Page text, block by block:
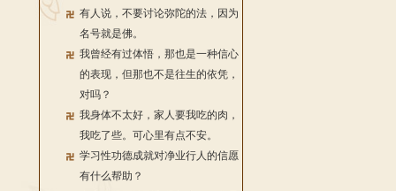
有人说，不要讨论弥陀的法，因为
名号就是佛。
我曾经有过体悟，那也是一种信心
的表现，但那也不是往生的依凭，
对吗？
我身体不太好，家人要我吃的肉，
我吃了些。可心里有点不安。
学习性功德成就对净业行人的信愿
有什么帮助？